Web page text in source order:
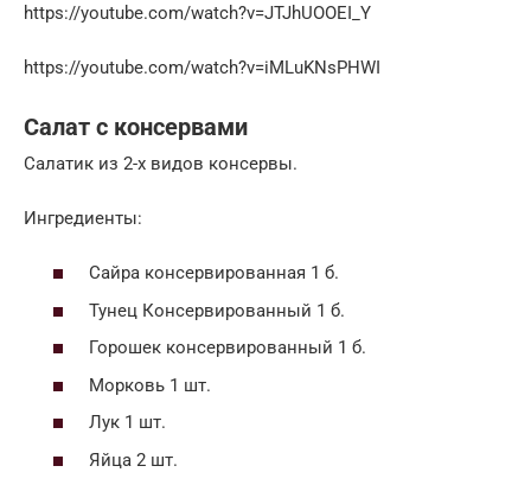
https://youtube.com/watch?v=JTJhUOOEI_Y
https://youtube.com/watch?v=iMLuKNsPHWI
Салат с консервами
Салатик из 2-х видов консервы.
Ингредиенты:
Сайра консервированная 1 б.
Тунец Консервированный 1 б.
Горошек консервированный 1 б.
Морковь 1 шт.
Лук 1 шт.
Яйца 2 шт.